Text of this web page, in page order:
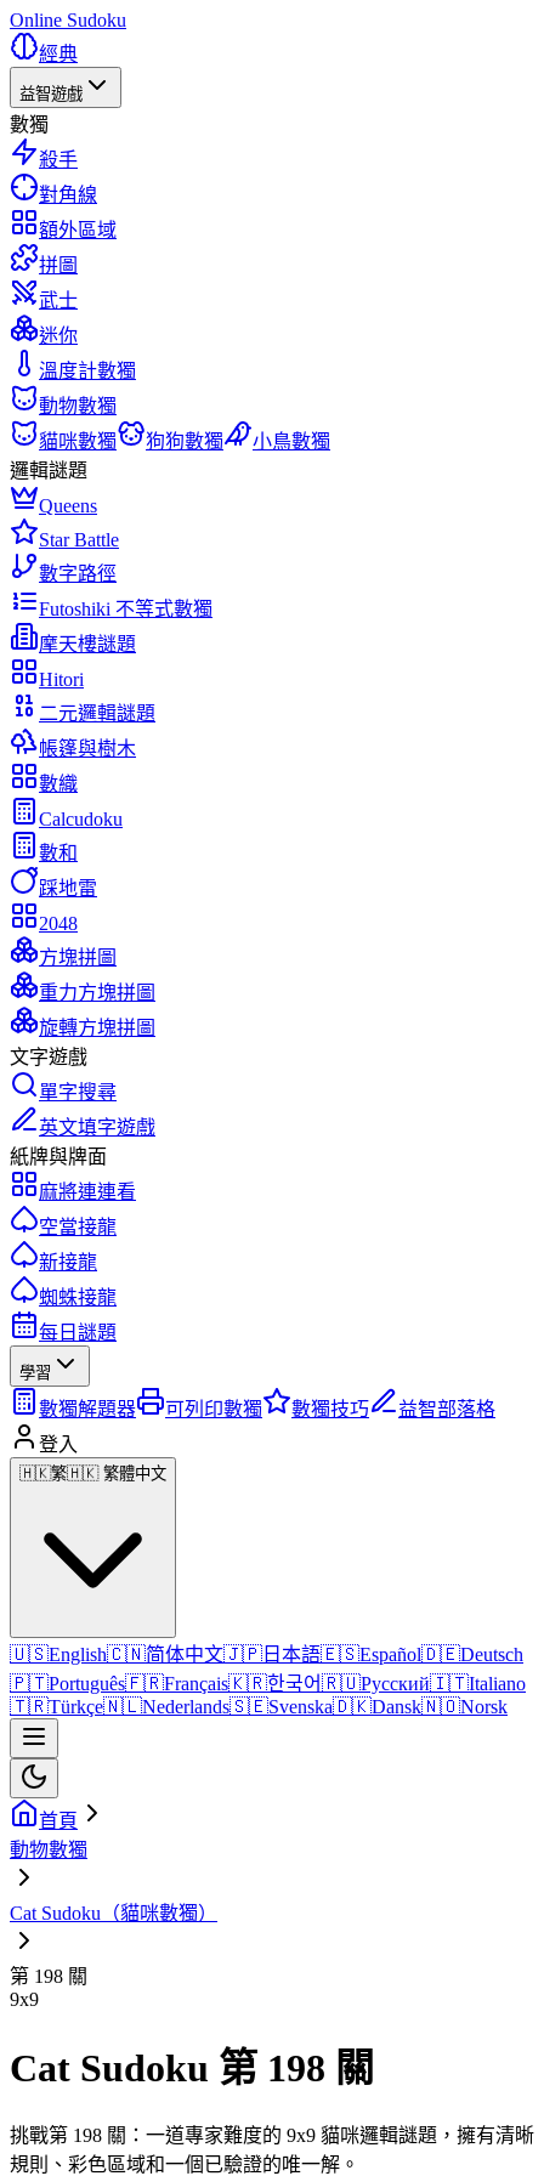
Online Sudoku
經典
益智遊戲
數獨
殺手
對角線
額外區域
拼圖
武士
迷你
溫度計數獨
動物數獨
貓咪數獨
狗狗數獨
小鳥數獨
邏輯謎題
Queens
Star Battle
數字路徑
Futoshiki 不等式數獨
摩天樓謎題
Hitori
二元邏輯謎題
帳篷與樹木
數織
Calcudoku
數和
踩地雷
2048
方塊拼圖
重力方塊拼圖
旋轉方塊拼圖
文字遊戲
單字搜尋
英文填字遊戲
紙牌與牌面
麻將連連看
空當接龍
新接龍
蜘蛛接龍
每日謎題
學習
數獨解題器 可列印數獨 數獨技巧
益智部落格
登入
🇭🇰繁🇭🇰 繁體中文
🇺🇸English🇨🇳简体中文🇯🇵 日本語🇪🇸Español🇩🇪Deutsch
🇵🇹Português🇫🇷Français🇰🇷한국어🇷🇺Русский🇮🇹Italiano
🇹🇷Türkçe🇳🇱Nederlands🇸🇪Svenska🇩🇰Dansk🇳🇴Norsk
首頁
動物數獨
Cat Sudoku（貓咪數獨）
第 198 關
9x9
Cat Sudoku 第 198 關
挑戰第 198 關：一道專家難度的 9x9 貓咪邏輯謎題，擁有清晰
規則、彩色區域和一個已驗證的唯一解。